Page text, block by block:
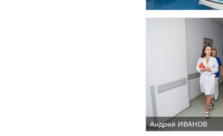
Андрей ИВАНОВ